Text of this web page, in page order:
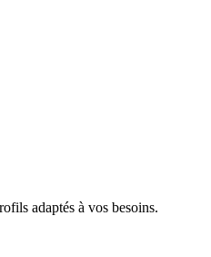
adaptés à vos besoins.